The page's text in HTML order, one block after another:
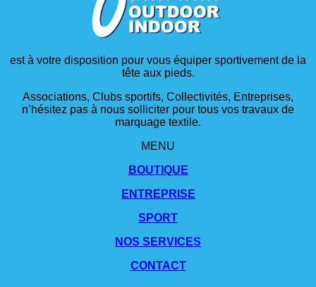
est à votre disposition pour vous équiper sportivement de la
tête aux pieds.
Associations, Clubs sportifs, Collectivités, Entreprises,
n’hésitez pas à nous solliciter pour tous vos travaux de
marquage textile.
MENU
BOUTIQUE
ENTREPRISE
SPORT
NOS SERVICES
CONTACT